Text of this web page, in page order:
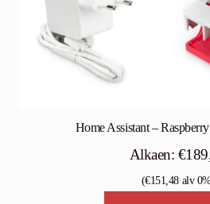
Home Assistant –
Alkaen: €
(€151,48 alv